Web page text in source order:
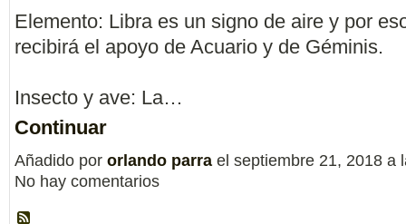
Elemento: Libra es un signo de aire y por
recibirá el apoyo de Acuario y de Géminis.
Insecto y ave: La…
Continuar
Añadido por orlando parra el septiembre 21, 2018 a
No hay comentarios